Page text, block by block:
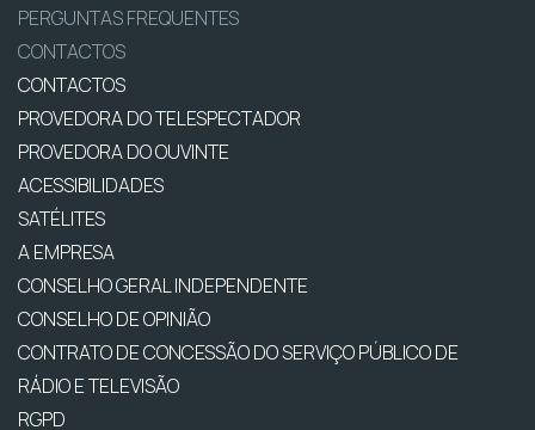
PERGUNTAS FREQUENTES
CONTACTOS
CONTACTOS
PROVEDORA DO TELESPECTADOR
PROVEDORA DO OUVINTE
ACESSIBILIDADES
SATÉLITES
A EMPRESA
CONSELHO GERAL INDEPENDENTE
CONSELHO DE OPINIÃO
CONTRATO DE CONCESSÃO DO SERVIÇO PÚBLICO DE
RÁDIO E TELEVISÃO
RGPD